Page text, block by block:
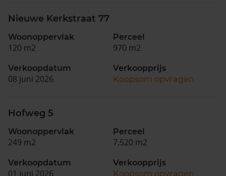
Nieuwe Kerkstraat 77
Woonoppervlak
120 m2
Perceel
970 m2
Verkoopdatum
08 juni 2026
Verkoopprijs
Koopsom opvragen
Hofweg 5
Woonoppervlak
249 m2
Perceel
7.520 m2
Verkoopdatum
01 juni 2026
Verkoopprijs
Koopsom opvragen